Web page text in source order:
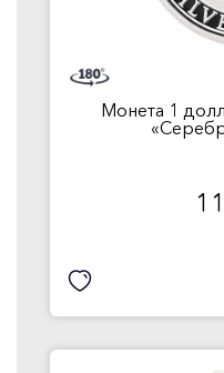
Монета 1